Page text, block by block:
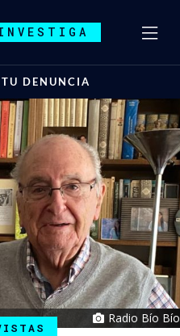
DENUNCIA
Radio Bío Bío